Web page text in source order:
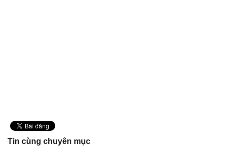
Tin cùng chuyên mục